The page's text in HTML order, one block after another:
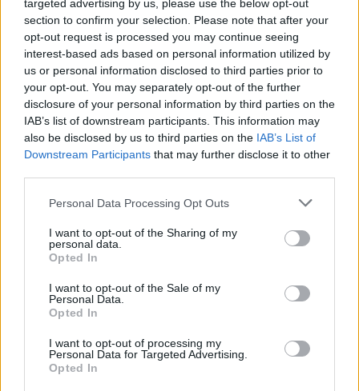
targeted advertising by us, please use the below opt-out
section to confirm your selection. Please note that after your
opt-out request is processed you may continue seeing
interest-based ads based on personal information utilized by
us or personal information disclosed to third parties prior to
your opt-out. You may separately opt-out of the further
disclosure of your personal information by third parties on the
IAB’s list of downstream participants. This information may
also be disclosed by us to third parties on the IAB’s List of
Downstream Participants that may further disclose it to other
Personal Data Processing Opt Outs
I want to opt-out of the Sharing of my
personal data.
Opted In
I want to opt-out of the Sale of my
Personal Data.
Opted In
I want to opt-out of processing my
Personal Data for Targeted Advertising.
Opted In
Guerilla gardening: partyzánský způsob městského
zahradničení
3.8.2010 | PRAHA (Ekolist.cz)
Občanská angažovanost,
společenský protest i prostá
záliba v zahradničení – to jsou
hlavní důvody, proč se lidé ve
městech rozhodnou
vytáhnout motyčky a osadí zanedbané místo ve svém okolí
květinami. Rostliny sázejí na vlastní pěst, bez svolení či vědomí
majitele pozemku. Odměnou jim je jen dobrý pocit. Takové je
Absolut Green – ekopísmo od Greenpeace, které šetří
toner. Nesmysl, říkají odborníci
29.7.2010 | PRAHA (
Ekologická organizace Greenpeace v červenci představila
„ekologické“ písmo Absolut Green, které má uspořit až 30 % toneru
či inkoustu při tisku dokumentu. Podle odborníků na písma a tisk
písmem než Absolut Green je obyčejný Times New Roman.
Organizace Greenpeace si je omezení svého písma vědoma a
připravuje úsporný font typu Times New Roman.